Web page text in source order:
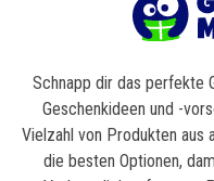
Schnapp dir das perfekte
Geschenkideen und -
Vielzahl von Produkten aus
die besten Optionen,